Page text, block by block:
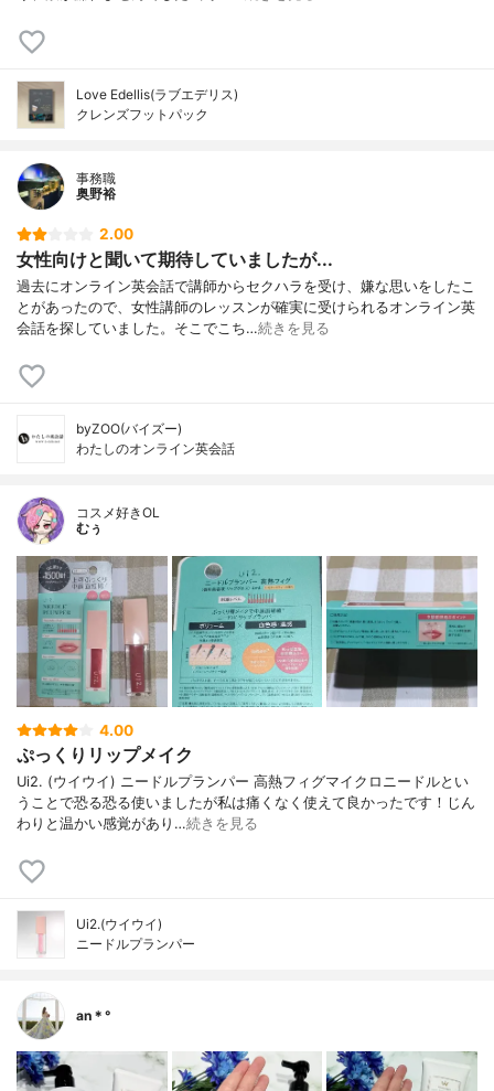
Love Edellis(ラブエデリス)
クレンズフットパック
事務職
奥野裕
2.00
女性向けと聞いて期待していましたが...
過去にオンライン英会話で講師からセクハラを受け、嫌な思いをしたこ
とがあったので、女性講師のレッスンが確実に受けられるオンライン英
会話を探していました。そこでこち…続きを見る
byZOO(バイズー)
わたしのオンライン英会話
コスメ好きOL
むぅ
4.00
ぷっくりリップメイク
Ui2. (ウイウイ) ニードルプランパー 高熱フィグマイクロニードルとい
うことで恐る恐る使いましたが私は痛くなく使えて良かったです！じん
わりと温かい感覚があり…続きを見る
Ui2.(ウイウイ)
ニードルプランパー
an＊°